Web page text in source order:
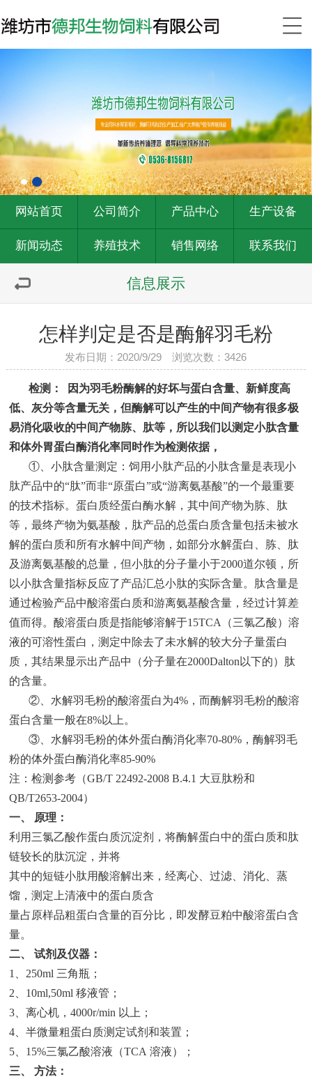
网站首页 公司简介 产品中心 生产设备
新闻动态 养殖技术 销售网络 联系我们
信息展示
怎样判定是否是酶解羽毛粉
发布日期：2020/9/29 浏览次数：3426
检测：
因为羽毛粉酶解的好坏与蛋白含量、新鲜度高
低、灰分等含量无关，但酶解可以产生的中间产物有很多极
易消化吸收的中间产物胨、肽等，所以我们以测定小肽含量
和体外胃蛋白酶消化率同时作为检测依据，
①、小肽含量测定：饲用小肽产品的小肽含量是表现小
肽产品中的“肽”而非“原蛋白”或“游离氨基酸”的一个最重要
的技术指标。蛋白质经蛋白酶水解，其中间产物为胨、肽
等，最终产物为氨基酸，肽产品的总蛋白质含量包括未被水
解的蛋白质和所有水解中间产物，如部分水解蛋白、胨、肽
及游离氨基酸的总量，但小肽的分子量小于2000道尔顿，所
以小肽含量指标反应了产品汇总小肽的实际含量。肽含量是
通过检验产品中酸溶蛋白质和游离氨基酸含量，经过计算差
值而得。酸溶蛋白质是指能够溶解于15TCA（三氯乙酸）溶
液的可溶性蛋白，测定中除去了未水解的较大分子量蛋白
质，其结果显示出产品中（分子量在2000Dalton以下的）肽
的含量。
②、水解羽毛粉的酸溶蛋白为4%，而酶解羽毛粉的酸溶
蛋白含量一般在8%以上。
③、水解羽毛粉的体外蛋白酶消化率70-80%，酶解羽毛
粉的体外蛋白酶消化率85-90%
注：检测参考（GB/T 22492-2008 B.4.1 大豆肽粉和
QB/T2653-2004）
一、 原理：
利用三氯乙酸作蛋白质沉淀剂，将酶解蛋白中的蛋白质和肽
链较长的肽沉淀，并将
其中的短链小肽用酸溶解出来，经离心、过滤、消化、蒸
馏，测定上清液中的蛋白质含
量占原样品粗蛋白含量的百分比，即发酵豆粕中酸溶蛋白含
量。
二、 试剂及仪器：
1、250ml 三角瓶；
2、10ml,50ml 移液管；
3、离心机，4000r/min 以上；
4、半微量粗蛋白质测定试剂和装置；
5、15%三氯乙酸溶液（TCA 溶液）；
三、 方法：